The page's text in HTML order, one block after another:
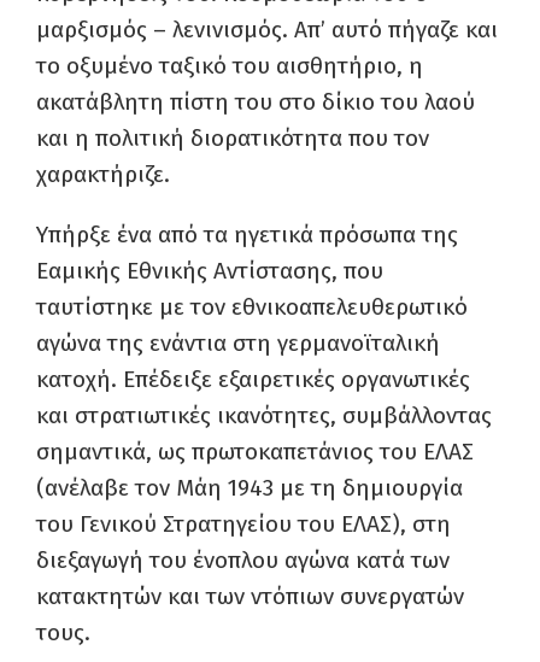
μαρξισμός – λενινισμός. Απ’ αυτό πήγαζε και
το οξυμένο ταξικό του αισθητήριο, η
ακατάβλητη πίστη του στο δίκιο του λαού
και η πολιτική διορατικότητα που τον
χαρακτήριζε.
Υπήρξε ένα από τα ηγετικά πρόσωπα της
Εαμικής Εθνικής Αντίστασης, που
ταυτίστηκε με τον εθνικοαπελευθερωτικό
αγώνα της ενάντια στη γερμανοϊταλική
κατοχή. Επέδειξε εξαιρετικές οργανωτικές
και στρατιωτικές ικανότητες, συμβάλλοντας
σημαντικά, ως πρωτοκαπετάνιος του ΕΛΑΣ
(ανέλαβε τον Μάη 1943 με τη δημιουργία
του Γενικού Στρατηγείου του ΕΛΑΣ), στη
διεξαγωγή του ένοπλου αγώνα κατά των
κατακτητών και των ντόπιων συνεργατών
τους.